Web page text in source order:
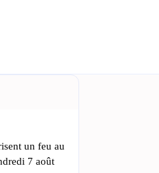
un feu au
7 août